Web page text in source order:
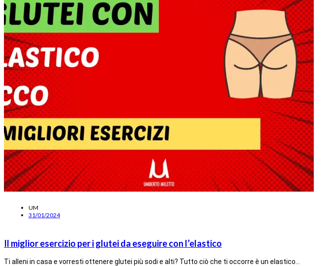
UM
31/01/2024
Il miglior esercizio per i glutei da eseguire con l’elastico
Ti alleni in casa e vorresti ottenere glutei più sodi e alti? Tutto ciò che ti occorre è un elastico…